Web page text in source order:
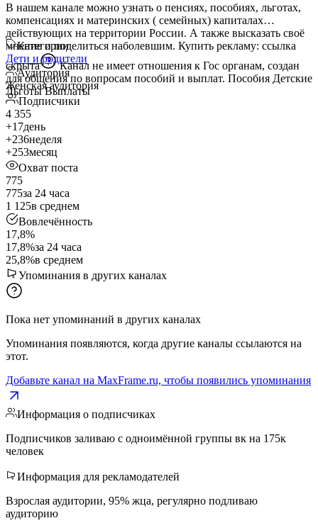
В нашем канале можно узнать о пенсиях, пособиях, льготах,
компенсациях и материнских ( семейных) капиталах
действующих на территории России. А также высказать своё
мнение и поделиться наболевшим. Купить рекламу: ссылка
скрыта
Канал не имеет отношения к Гос органам, создан
для общения по вопросам пособий и выплат. Пособия Детские
Льготы Выплаты
Категории
Дети и родители
Аудитория
Женская аудитория
Подписчики
4 355
+17день
+236неделя
+253месяц
Охват поста
775
775за 24 часа
1 125в среднем
Вовлечённость
17,8%
17,8%за 24 часа
25,8%в среднем
Упоминания в других каналах
Пока нет упоминаний в других каналах
Упоминания появляются, когда другие каналы ссылаются на
этот.
Добавьте канал на MaxFrame.ru, чтобы появились упоминания
Информация о подписчиках
Подписчиков заливаю с одноимённой группы вк на 175к
человек
Информация для рекламодателей
Взрослая аудитории, 95% жца, регулярно подливаю
аудиторию